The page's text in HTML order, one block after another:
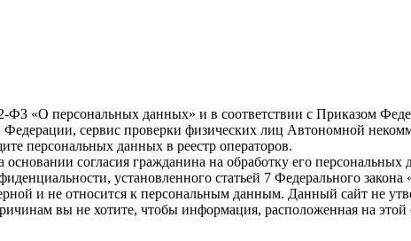
ФЗ «О персональных данных» и в соответствии с Приказом
сервис проверки физических лиц Автономной
персональных данных в реестр операторов.
согласия гражданина на обработку его
установленного статьей 7 Федерального
и не относится к персональным данным. Данный сайт не
вы не хотите, чтобы информация, расположенная на